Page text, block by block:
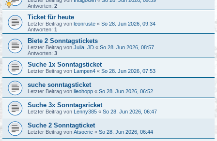
Antworten: 2
Ticket für heute
Letzter Beitrag von leonruste « So 28. Jun 2026, 09:34
Antworten: 1
Biete 2 Sonntagstickets
Letzter Beitrag von Julia_JD « So 28. Jun 2026, 08:57
Antworten: 3
Suche 1x Sonntagsticket
Letzter Beitrag von Lampen4 « So 28. Jun 2026, 07:53
suche sonntagsticket
Letzter Beitrag von lleohopp « So 28. Jun 2026, 06:52
Suche 3x Sonntagsricket
Letzter Beitrag von Lenny385 « So 28. Jun 2026, 06:47
Suche 2 Sonntagticket
Letzter Beitrag von Atsocric « So 28. Jun 2026, 06:44